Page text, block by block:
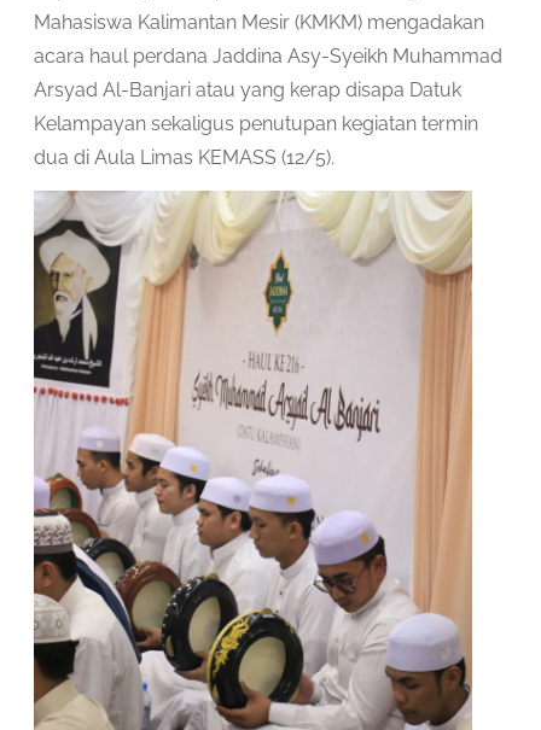
Mahasiswa Kalimantan Mesir (KMKM) mengadakan
acara haul perdana Jaddina Asy-Syeikh Muhammad
Arsyad Al-Banjari atau yang kerap disapa Datuk
Kelampayan sekaligus penutupan kegiatan termin
dua di Aula Limas KEMASS (12/5).